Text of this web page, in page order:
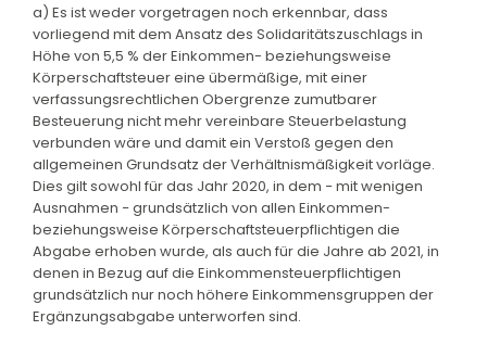
a) Es ist weder vorgetragen noch erkennbar, dass
vorliegend mit dem Ansatz des Solidaritätszuschlags in
Höhe von 5,5 % der Einkommen- beziehungsweise
Körperschaftsteuer eine übermäßige, mit einer
verfassungsrechtlichen Obergrenze zumutbarer
Besteuerung nicht mehr vereinbare Steuerbelastung
verbunden wäre und damit ein Verstoß gegen den
allgemeinen Grundsatz der Verhältnismäßigkeit vorläge.
Dies gilt sowohl für das Jahr 2020, in dem − mit wenigen
Ausnahmen − grundsätzlich von allen Einkommen-
beziehungsweise Körperschaftsteuerpflichtigen die
Abgabe erhoben wurde, als auch für die Jahre ab 2021, in
denen in Bezug auf die Einkommensteuerpflichtigen
grundsätzlich nur noch höhere Einkommensgruppen der
Ergänzungsabgabe unterworfen sind.